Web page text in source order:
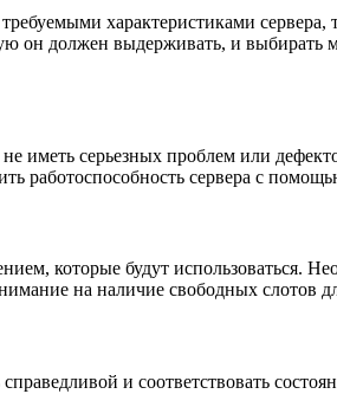
характеристиками
он должен выдерживать, и выбирать
серьезных проблем или
работоспособность сервера с
которые будут использоваться.
на наличие свободных слотов
и соответствовать